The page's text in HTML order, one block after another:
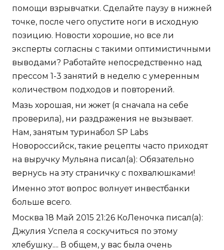
помощи взрывчатки. Сделайте паузу в нижней
точке, после чего опустите ноги в исходную
позицию. Новости хорошие, но все ли
эксперты согласны с такими оптимистичными
выводами? Работайте непосредственно над
прессом 1-3 занятий в неделю с умеренным
количеством подходов и повторений.
Мазь хорошая, ни жжет (я сначала на себе
проверила), ни раздражения не вызывает.
Нам, занятым туринабол SP Labs
Новороссийск, такие рецепты часто приходят
на выручку Мульяна писал(а): Обязательно
вернусь на эту страничку с похвалюшками!
Именно этот вопрос волнует инвестбанки
больше всего.
Москва 18 Май 2015 21:26 КоЛеночка писал(а):
Джулия Успела я соскучиться по этому
хлебушку.... В общем, у вас была очень